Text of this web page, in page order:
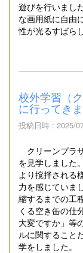
遊びを行いまし
な画用紙に自由
性が光るすばら
校外学習（
に行ってき
投稿日時 : 2025/
クリーンプラ
を見学しました
より撹拌される
力を感じていま
縮するまでの工
くる空き缶の仕
大変ですか」等
ルに関すること
学をしました。